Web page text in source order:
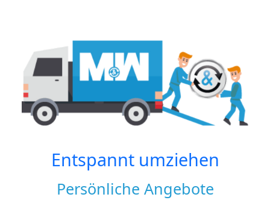
Entspannt umziehen
Persönliche Angebote